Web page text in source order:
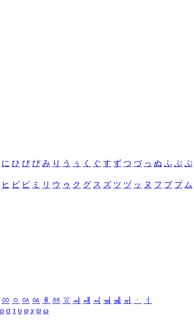
に ひ び ぴ み り う ぅ く ぐ す ず つ づ っ ぬ ふ ぶ ぷ
ヒ ビ ピ ミ リ ウ ゥ ク グ ス ズ ツ ヅ ッ ヌ フ ブ プ ム
ㆀ ㆁ ㆂ ㆃ ㆄ ㆅ ㆆ ㆇ ㆈ ㆉ ㆊ ㆋ ㆌ ㆍ
ㆎ
ρ σ τ υ φ χ ψ ω